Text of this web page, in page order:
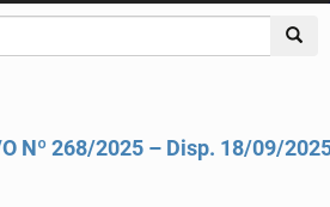
Nº 268/2025 – Disp. 18/09/